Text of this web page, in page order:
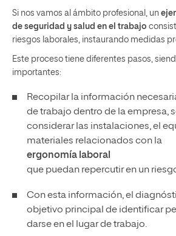
Si nos vamos al ámbito profesional, un
de seguridad y salud en el trabajo
riesgos laborales, instaurando medidas
Este proceso tiene diferentes pasos,
importantes:
Recopilar la información
de trabajo dentro de la empresa,
considerar las instalaciones, el
materiales relacionados con la
ergonomía laboral
que puedan repercutir en un
Con esta información, el
objetivo principal de identificar
darse en el lugar de trabajo.